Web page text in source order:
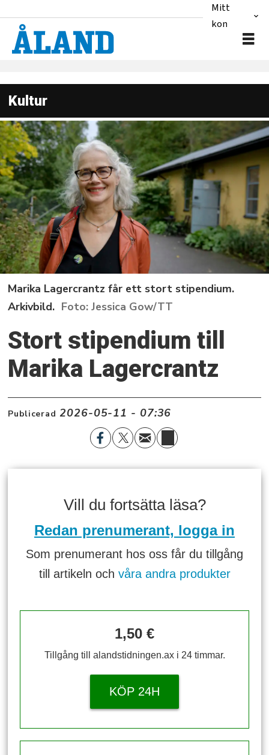
Mitt
konto
Kultur
Marika Lagercrantz får ett stort stipendium.
Arkivbild.
Jessica Gow/TT
Stort stipendium till
Marika Lagercrantz
Publicerad 2026-05-11 - 07:36
Vill du fortsätta läsa?
Redan prenumerant, logga in
Som prenumerant hos oss får du tillgång
till artikeln och våra andra produkter
1,50 €
Tillgång till alandstidningen.ax i 24 timmar.
KÖP 24H